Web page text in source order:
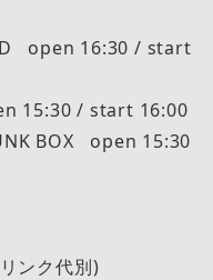
open 16:30 / start
15:30 / start 16:00
BOX open 15:30
ンク代別)